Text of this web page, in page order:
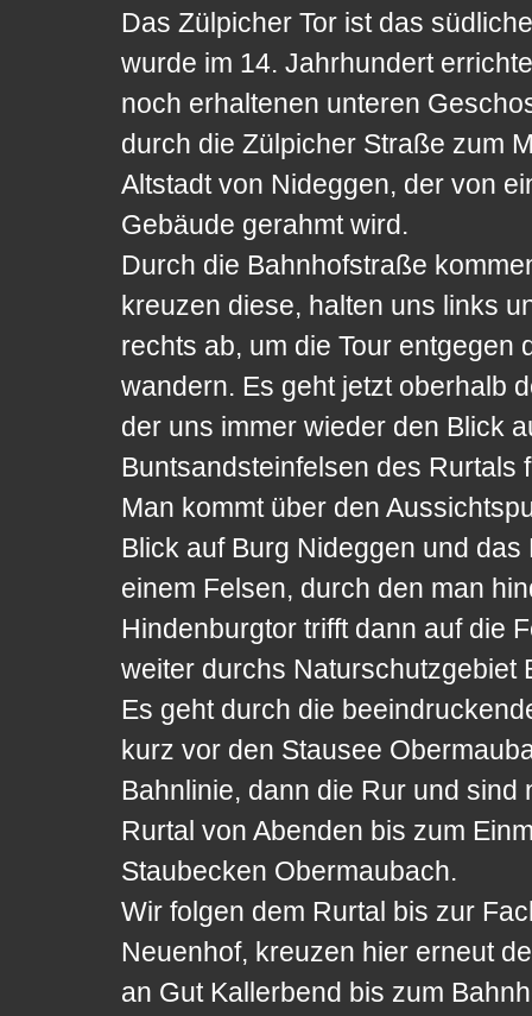
Das Zülpicher Tor ist das
wurde im 14. Jahrhundert
noch erhaltenen unteren
durch die Zülpicher Straße zum
Altstadt von Nideggen, der von
Gebäude gerahmt wird.
Durch die Bahnhofstraße
kreuzen diese, halten uns links
rechts ab, um die Tour entgegen
wandern. Es geht jetzt oberhalb
der uns immer wieder den Blick
Buntsandsteinfelsen des Rurtals
Man kommt über den
Blick auf Burg Nideggen und
einem Felsen, durch den man
Hindenburgtor trifft dann auf die
weiter durchs Naturschutzgebiet
Es geht durch die
kurz vor den Stausee
Bahnlinie, dann die Rur und sind
Rurtal von Abenden bis zum
Staubecken Obermaubach.
Wir folgen dem Rurtal bis zur
Neuenhof, kreuzen hier erneut
an Gut Kallerbend bis zum